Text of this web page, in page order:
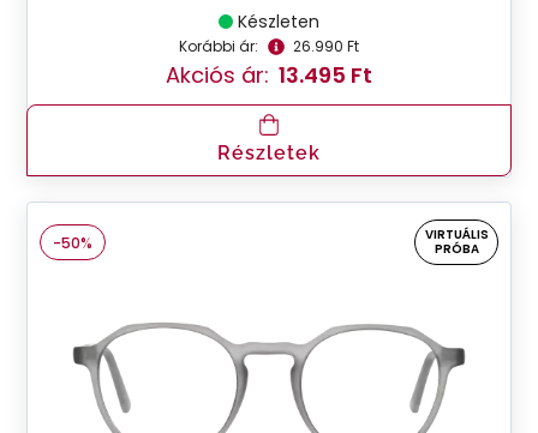
Készleten
Korábbi ár: 26.990 Ft
Akciós ár: 13.495 Ft
Részletek
-50%
VIRTUÁLIS
PRÓBA